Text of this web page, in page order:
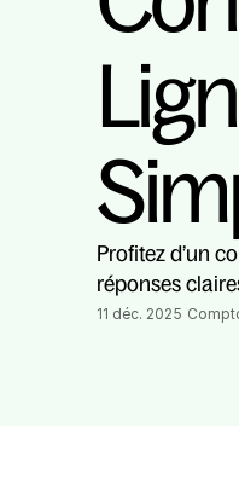
Profitez d’un
réponses
11 déc. 2025